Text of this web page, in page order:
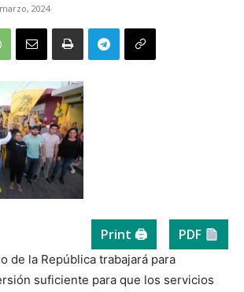
2024
Print 🖨 PDF
de la República trabajará para
suficiente para que los servicios